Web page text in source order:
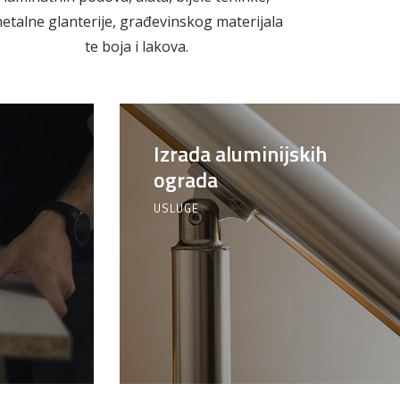
Vijčana roba
glanterije, građevinskog materijala
te boja i lakova.
Izrada aluminijskih
ograda
USLUGE